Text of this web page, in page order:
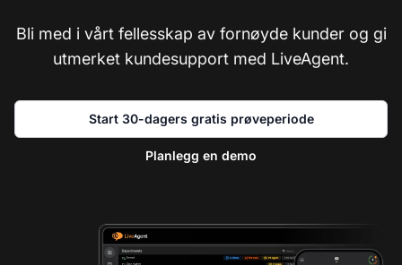
Bli med i vårt fellesskap av fornøyde kunder og gi
utmerket kundesupport med LiveAgent.
Start 30-dagers gratis prøveperiode
Planlegg en demo